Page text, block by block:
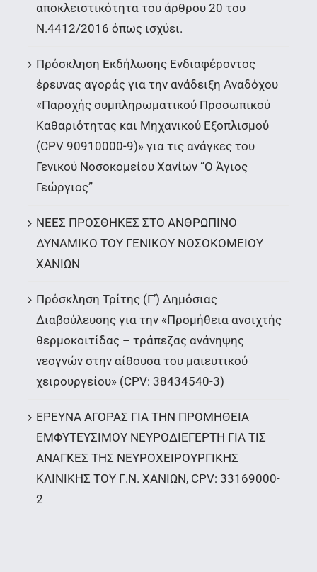
αποκλειστικότητα του άρθρου 20 του
Ν.4412/2016 όπως ισχύει.
Πρόσκληση Εκδήλωσης Ενδιαφέροντος
έρευνας αγοράς για την ανάδειξη Αναδόχου
«Παροχής συμπληρωματικού Προσωπικού
Καθαριότητας και Μηχανικού Εξοπλισμού
(CPV 90910000-9)» για τις ανάγκες του
Γενικού Νοσοκομείου Χανίων “Ο Άγιος
Γεώργιος”
ΝΕΕΣ ΠΡΟΣΘΗΚΕΣ ΣΤΟ ΑΝΘΡΩΠΙΝΟ
ΔΥΝΑΜΙΚΟ ΤΟΥ ΓΕΝΙΚΟΥ ΝΟΣΟΚΟΜΕΙΟΥ
ΧΑΝΙΩΝ
Πρόσκληση Τρίτης (Γ’) Δημόσιας
Διαβούλευσης για την «Προμήθεια ανοιχτής
θερμοκοιτίδας – τράπεζας ανάνηψης
νεογνών στην αίθουσα του μαιευτικού
χειρουργείου» (CPV: 38434540-3)
ΕΡΕΥΝΑ ΑΓΟΡΑΣ ΓΙΑ ΤΗΝ ΠΡΟΜΗΘΕΙΑ
ΕΜΦΥΤΕΥΣΙΜΟΥ ΝΕΥΡΟΔΙΕΓΕΡΤΗ ΓΙΑ ΤΙΣ
ΑΝΑΓΚΕΣ ΤΗΣ ΝΕΥΡΟΧΕΙΡΟΥΡΓΙΚΗΣ
ΚΛΙΝΙΚΗΣ ΤΟΥ Γ.Ν. ΧΑΝΙΩΝ, CPV: 33169000-
2